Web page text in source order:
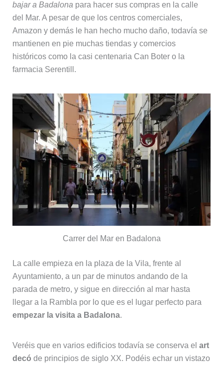
bajar a Badalona para hacer sus compras en la calle
del Mar. A pesar de que los centros comerciales,
Amazon y demás le han hecho mucho daño, todavía se
mantienen en pie muchas tiendas y comercios
históricos como la casi centenaria Can Boter o la
farmacia Serentill.
Carrer del Mar en Badalona
La calle empieza en la plaza de la Vila, frente al
Ayuntamiento, a un par de minutos andando de la
parada de metro, y sigue en dirección al mar hasta
llegar a la Rambla por lo que es el lugar perfecto para
empezar la visita a Badalona.
Veréis que en varios edificios todavía se conserva el art
decó de principios de siglo XX. Podéis echar un vistazo